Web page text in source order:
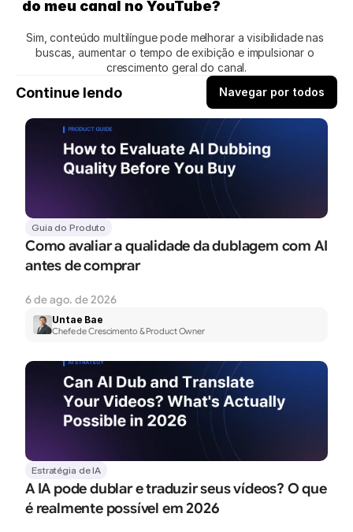
do meu canal no YouTube?
Sim, conteúdo multilíngue pode melhorar a visibilidade nas
buscas, aumentar o tempo de exibição e impulsionar o
crescimento geral do canal.
Continue lendo Navegar por todos
Guia do Produto
Como avaliar a qualidade da dublagem com AI
antes de comprar
6 de ago. de 2026
Untae Bae
Chefe de Crescimento & Product Owner
Estratégia de IA
A IA pode dublar e traduzir seus vídeos? O que
é realmente possível em 2026